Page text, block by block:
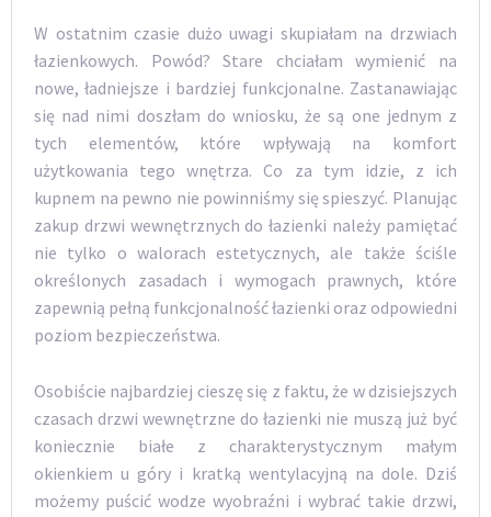
W ostatnim czasie dużo uwagi skupiałam na drzwiach
łazienkowych. Powód? Stare chciałam wymienić na
nowe, ładniejsze i bardziej funkcjonalne. Zastanawiając
się nad nimi doszłam do wniosku, że są one jednym z
tych elementów, które wpływają na komfort
użytkowania tego wnętrza. Co za tym idzie, z ich
kupnem na pewno nie powinniśmy się spieszyć. Planując
zakup drzwi wewnętrznych do łazienki należy pamiętać
nie tylko o walorach estetycznych, ale także ściśle
określonych zasadach i wymogach prawnych, które
zapewnią pełną funkcjonalność łazienki oraz odpowiedni
poziom bezpieczeństwa.
Osobiście najbardziej cieszę się z faktu, że w dzisiejszych
czasach drzwi wewnętrzne do łazienki nie muszą już być
koniecznie białe z charakterystycznym małym
okienkiem u góry i kratką wentylacyjną na dole. Dziś
możemy puścić wodze wyobraźni i wybrać takie drzwi,